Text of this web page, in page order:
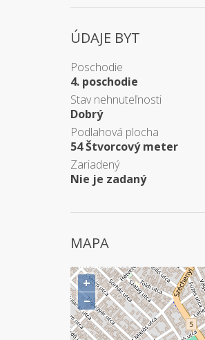
ÚDAJE BYT
Poschodie
4. poschodie
Stav nehnuteľnosti
Dobrý
Podlahová plocha
54 Štvorcový meter
Zariadený
Nie je zadaný
MAPA
+
−